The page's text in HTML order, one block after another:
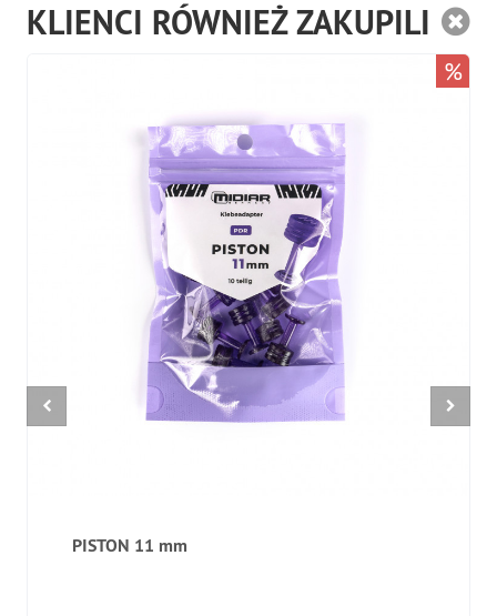
KLIENCI RÓWNIEŻ ZAKUPILI
PISTON 11 mm
%